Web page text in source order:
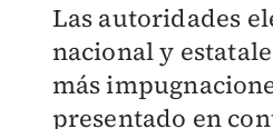
Las autoridades
nacional y
más
presentado en